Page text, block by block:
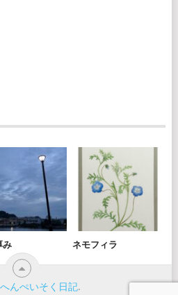
み ネモフィラ
へんぺいそく日記.